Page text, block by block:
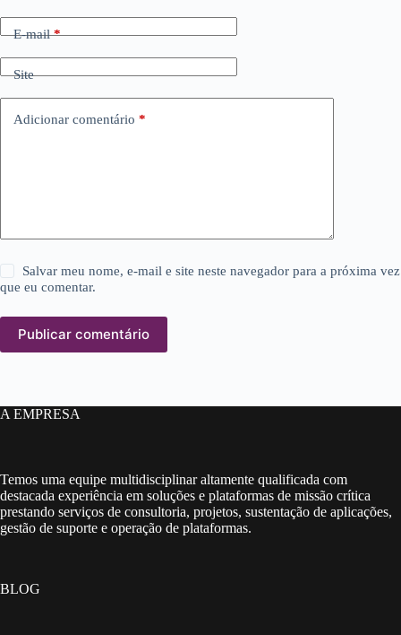
E-mail*
Site
Adicionar comentário *
Salvar meu nome, e-mail e site neste navegador para a próxima vez
que eu comentar.
Publicar comentário
A EMPRESA
Temos uma equipe multidisciplinar altamente qualificada com
destacada experiência em soluções e plataformas de missão crítica
prestando serviços de consultoria, projetos, sustentação de aplicações,
gestão de suporte e operação de plataformas.
BLOG